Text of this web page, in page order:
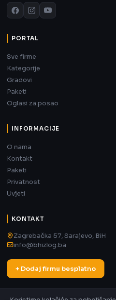
PORTAL
Sve firme
Kategorije
Gradovi
Paketi
Oglasi za posao
INFORMACIJE
O nama
Kontakt
Paketi
Privatnost
Uvjeti
KONTAKT
Zagrebačka 57, Sarajevo, BiH
info@bhizlog.ba
+ Dodaj firmu besplatno